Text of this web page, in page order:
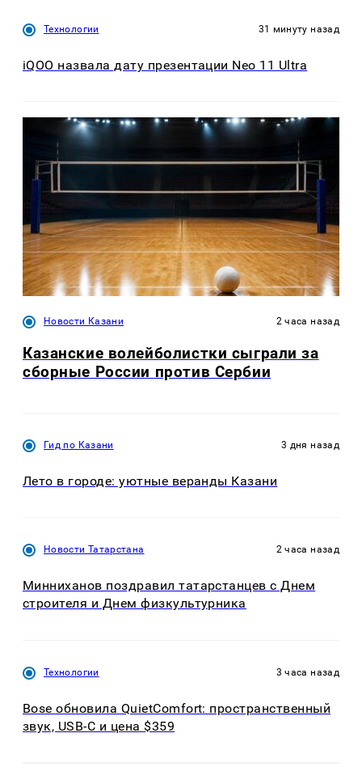
Технологии 31 минуту назад
iQOO назвала дату презентации Neo 11 Ultra
Новости Казани 2 часа назад
Казанские волейболистки сыграли за
сборные России против Сербии
Гид по Казани 3 дня назад
Лето в городе: уютные веранды Казани
Новости Татарстана 2 часа назад
Минниханов поздравил татарстанцев с Днем
строителя и Днем физкультурника
Технологии 3 часа назад
Bose обновила QuietComfort: пространственный
звук, USB-C и цена $359